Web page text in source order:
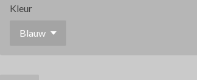
Kleur